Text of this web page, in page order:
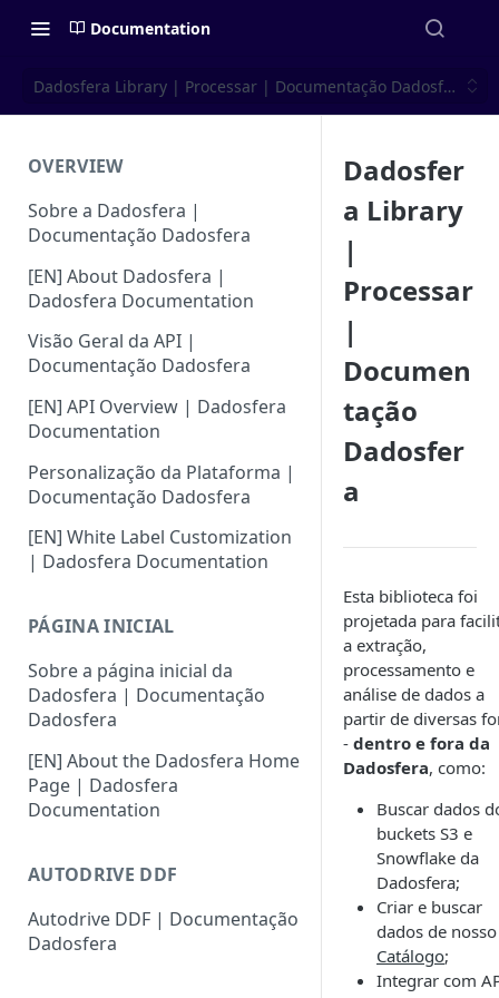
Documentation
Dadosfera Library | Processar | Documentação Dadosfera
OVERVIEW
Sobre a Dadosfera |
Documentação Dadosfera
[EN] About Dadosfera |
Dadosfera Documentation
Visão Geral da API |
Documentação Dadosfera
[EN] API Overview | Dadosfera
Documentation
Personalização da Plataforma |
Documentação Dadosfera
[EN] White Label Customization
| Dadosfera Documentation
PÁGINA INICIAL
Sobre a página inicial da
Dadosfera | Documentação
Dadosfera
[EN] About the Dadosfera Home
Page | Dadosfera
Documentation
AUTODRIVE DDF
Autodrive DDF | Documentação
Dadosfera
Dadosfer
a Library
|
Processar
|
Documen
tação
Dadosfer
a
Esta biblioteca foi
projetada para
a extração,
processamento e
análise de dados a
partir de diversas
- dentro e fora da
Dadosfera, como:
Buscar dados
buckets S3 e
Snowflake da
Dadosfera;
Criar e buscar
dados de nosso
Catálogo;
Integrar com